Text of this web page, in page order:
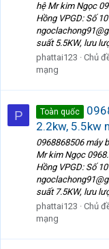
hệ Mr kim Ngọc
Hồng VPGD: Số
suất 5.5KW, lưu
phattai123
Chủ
mạng
P Toàn quốc
2.2kw, 5.5kw
0968868506 máy
Mr kim Ngọc
Hồng VPGD: Số
suất 7.5KW, lưu
phattai123
Chủ
mạng